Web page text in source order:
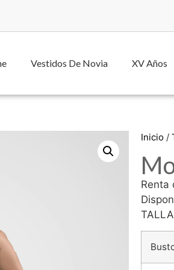
Vestidos De Novia XV Años
Inicio /
Renta